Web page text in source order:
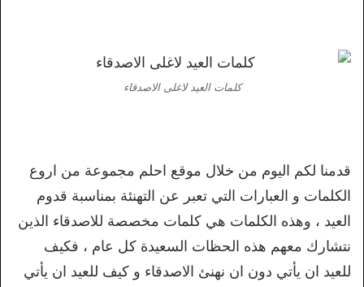
كلمات العيد لاغلى الاصدقاء
قدمنا لكم اليوم من خلال موقع احلم مجموعة من اروع
الكلمات و العبارات التي تعبر عن التهنئة بمناسبة قدوم
العيد ، وهذه الكلمات هي كلمات مخصصة للاصدقاء الذين
نتشارك معهم هذه الحظات السعيدة كل عام ، فكيف
للعيد ان يأتي دون ان نهنئ الاصدقاء و كيف للعيد ان يأتي